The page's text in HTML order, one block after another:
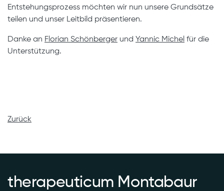
Entstehungsprozess möchten wir nun unsere Grundsätze
teilen und unser Leitbild präsentieren.
Danke an Florian Schönberger und Yannic Michel für die
Unterstützung.
Zurück
therapeuticum Montabaur